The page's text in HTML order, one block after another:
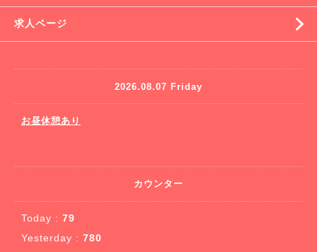
求人ページ
2026.08.07 Friday
お昼休憩あり
カウンター
Today : 79
Yesterday : 780